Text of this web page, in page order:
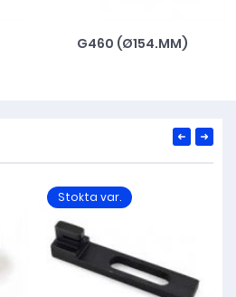
G460 (Ø154.MM)
Stokta var.